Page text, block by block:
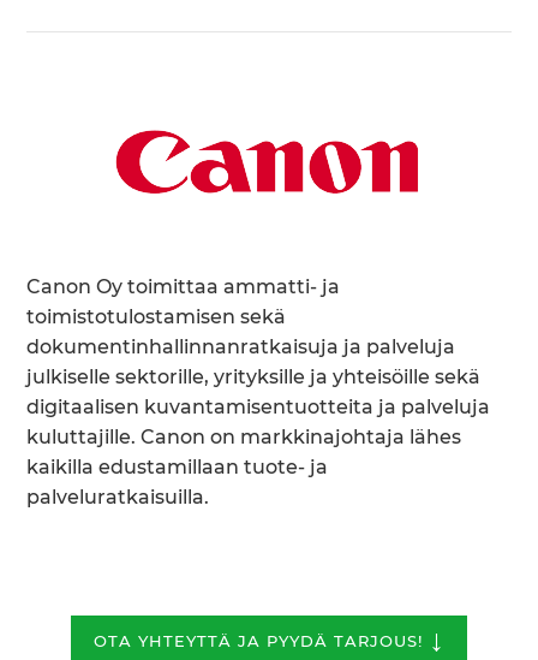
Canon Oy toimittaa ammatti- ja
toimistotulostamisen sekä
dokumentinhallinnanratkaisuja ja palveluja
julkiselle sektorille, yrityksille ja yhteisöille sekä
digitaalisen kuvantamisentuotteita ja palveluja
kuluttajille. Canon on markkinajohtaja lähes
kaikilla edustamillaan tuote- ja
palveluratkaisuilla.
OTA YHTEYTTÄ JA PYYDÄ TARJOUS! ↓